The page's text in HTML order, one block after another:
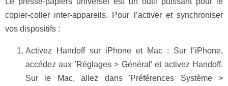
copier-coller inter-appareils. Pour l’activer et synchroniser
vos dispositifs :
Activez Handoff sur iPhone et Mac : Sur l’iPhone,
accédez aux 'Réglages > Général' et activez Handoff.
Sur le Mac, allez dans 'Préférences Système >